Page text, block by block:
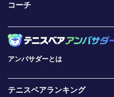
コーチ
アンバサダーとは
テニスベアランキング